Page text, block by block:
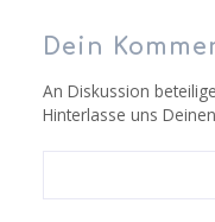
Dein
An Diskussion
Hinterlasse uns